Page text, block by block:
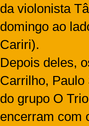
da violonista
domingo ao
Cariri).
Depois deles,
Carrilho, Paulo
do grupo O
encerram com